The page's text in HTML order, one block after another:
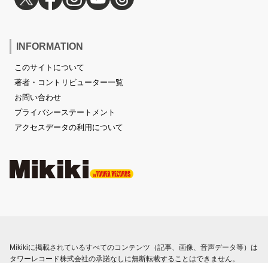
INFORMATION
このサイトについて
著者・コントリビューター一覧
お問い合わせ
プライバシーステートメント
アクセスデータの利用について
Mikikiに掲載されているすべてのコンテンツ（記事、画像、音声データ等）は
タワーレコード株式会社の承諾なしに無断転載することはできません。